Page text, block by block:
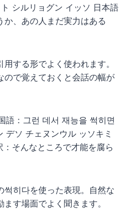
シルリョグン イッソ 日本語
か、あの人まだ実力はある
する形でよく使われます。
ので覚えておくと会話の幅が
語：그런 데서 재능을 썩히면
デソ チェヌンウル ッソキミ
：そんなところで才能を腐ら
썩히다を使った表現。自然な
す場面でよく聞きます。